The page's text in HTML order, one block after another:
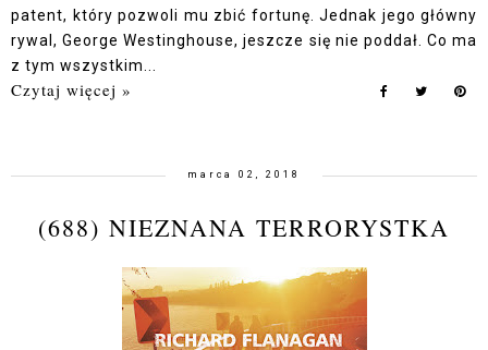
patent, który pozwoli mu zbić fortunę. Jednak jego główny
rywal, George Westinghouse, jeszcze się nie poddał. Co ma
z tym wszystkim...
Czytaj więcej »
marca 02, 2018
(688) NIEZNANA TERRORYSTKA